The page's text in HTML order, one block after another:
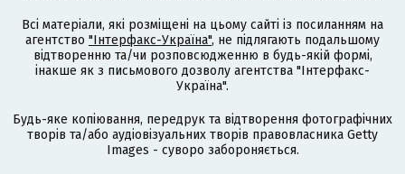
Всі матеріали, які розміщені на цьому сайті із посиланням на
агентство "Інтерфакс-Україна", не підлягають подальшому
відтворенню та/чи розповсюдженню в будь-якій формі,
інакше як з письмового дозволу агентства "Інтерфакс-
Україна".
Будь-яке копіювання, передрук та відтворення фотографічних
творів та/або аудіовізуальних творів правовласника Getty
Images - суворо забороняється.